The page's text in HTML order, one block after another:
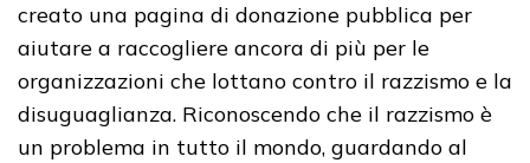
creato una pagina di donazione pubblica per
aiutare a raccogliere ancora di più per le
organizzazioni che lottano contro il razzismo e la
disuguaglianza. Riconoscendo che il razzismo è
un problema in tutto il mondo, guardando al